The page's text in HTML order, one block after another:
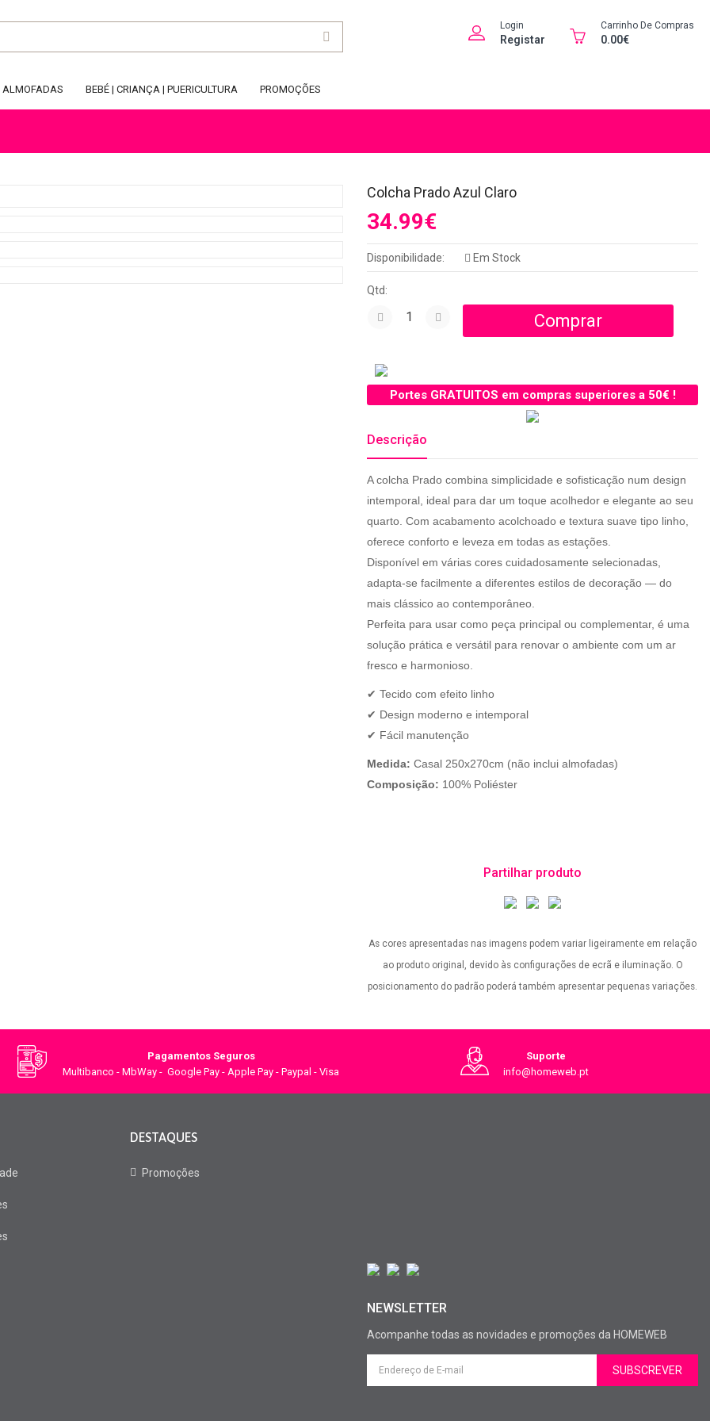
Carrinho De Compras
0.00€
Login
Registar
ALMOFADAS BEBÉ | CRIANÇA | PUERICULTURA PROMOÇÕES
Colcha Prado Azul Claro
34.99€
Disponibilidade: Em Stock
Qtd:
Portes GRATUITOS em compras superiores a 50€ !
Descrição
A colcha Prado combina simplicidade e sofisticação num design
intemporal, ideal para dar um toque acolhedor e elegante ao seu
quarto. Com acabamento acolchoado e textura suave tipo linho,
oferece conforto e leveza em todas as estações.
Disponível em várias cores cuidadosamente selecionadas,
adapta-se facilmente a diferentes estilos de decoração — do
mais clássico ao contemporâneo.
Perfeita para usar como peça principal ou complementar, é uma
solução prática e versátil para renovar o ambiente com um ar
fresco e harmonioso.
✔ Tecido com efeito linho
✔ Design moderno e intemporal
✔ Fácil manutenção
Medida: Casal 250x270cm (não inclui almofadas)
Composição: 100% Poliéster
Partilhar produto
As cores apresentadas nas imagens podem variar ligeiramente em relação
ao produto original, devido às configurações de ecrã e iluminação. O
posicionamento do padrão poderá também apresentar pequenas variações.
Pagamentos Seguros
Multibanco - MbWay - Google Pay - Apple Pay - Paypal - Visa
Suporte
info@homeweb.pt
DESTAQUES
Promoções
NEWSLETTER
Acompanhe todas as novidades e promoções da HOMEWEB
SUBSCREVER